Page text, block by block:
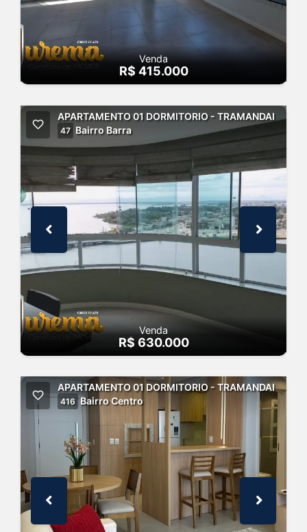
Venda
R$ 415.000
APARTAMENTO 01 DORMITORIO - TRAMANDAI
47 Bairro Barra
Venda
R$ 630.000
APARTAMENTO 01 DORMITORIO - TRAMANDAI
416 Bairro Centro